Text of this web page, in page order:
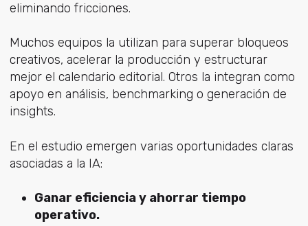
eliminando fricciones.
Muchos equipos la utilizan para superar bloqueos
creativos, acelerar la producción y estructurar
mejor el calendario editorial. Otros la integran como
apoyo en análisis, benchmarking o generación de
insights.
En el estudio emergen varias oportunidades claras
asociadas a la IA:
Ganar eficiencia y ahorrar tiempo
operativo.